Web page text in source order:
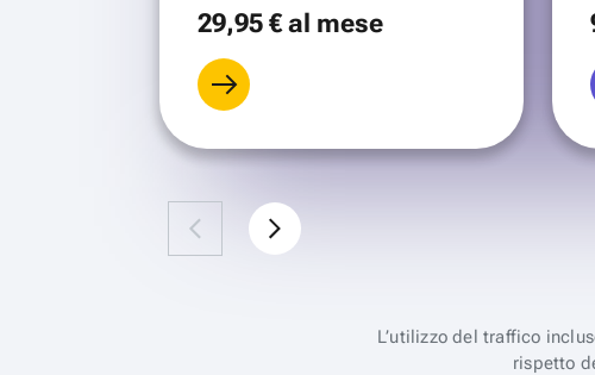
29,95 €al mese
L’utilizzo del traffico
rispetto